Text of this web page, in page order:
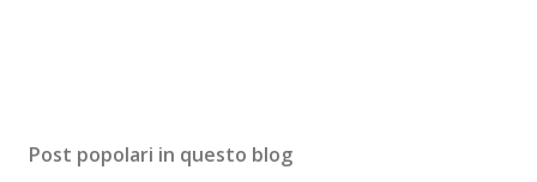
Post popolari in questo blog